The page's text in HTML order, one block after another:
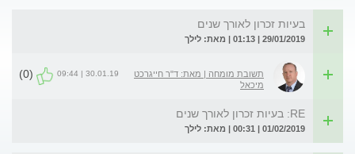
בעיות זכרון לאורך שנים
29/01/2019 | 01:13 | מאת: לילך
תשובת מומחה | מאת: ד"ר חייגרכט
מיכאל
30.01.19 | 09:44
(0)
RE: בעיות זכרון לאורך שנים
01/02/2019 | 00:31 | מאת: לילך